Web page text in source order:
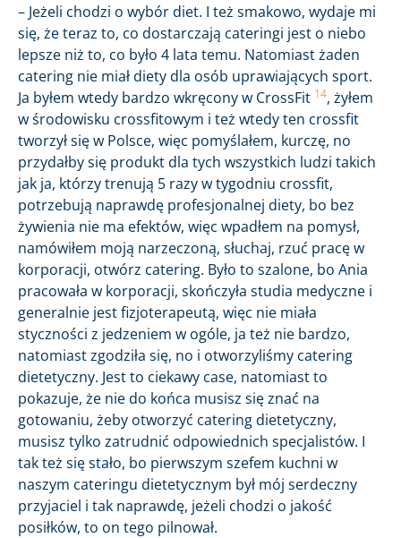
– Jeżeli chodzi o wybór diet. I też smakowo, wydaje mi
się, że teraz to, co dostarczają cateringi jest o niebo
lepsze niż to, co było 4 lata temu. Natomiast żaden
catering nie miał diety dla osób uprawiających sport.
Ja byłem wtedy bardzo wkręcony w CrossFit 14, żyłem
w środowisku crossfitowym i też wtedy ten crossfit
tworzył się w Polsce, więc pomyślałem, kurczę, no
przydałby się produkt dla tych wszystkich ludzi takich
jak ja, którzy trenują 5 razy w tygodniu crossfit,
potrzebują naprawdę profesjonalnej diety, bo bez
żywienia nie ma efektów, więc wpadłem na pomysł,
namówiłem moją narzeczoną, słuchaj, rzuć pracę w
korporacji, otwórz catering. Było to szalone, bo Ania
pracowała w korporacji, skończyła studia medyczne i
generalnie jest fizjoterapeutą, więc nie miała
styczności z jedzeniem w ogóle, ja też nie bardzo,
natomiast zgodziła się, no i otworzyliśmy catering
dietetyczny. Jest to ciekawy case, natomiast to
pokazuje, że nie do końca musisz się znać na
gotowaniu, żeby otworzyć catering dietetyczny,
musisz tylko zatrudnić odpowiednich specjalistów. I
tak też się stało, bo pierwszym szefem kuchni w
naszym cateringu dietetycznym był mój serdeczny
przyjaciel i tak naprawdę, jeżeli chodzi o jakość
posiłków, to on tego pilnował.